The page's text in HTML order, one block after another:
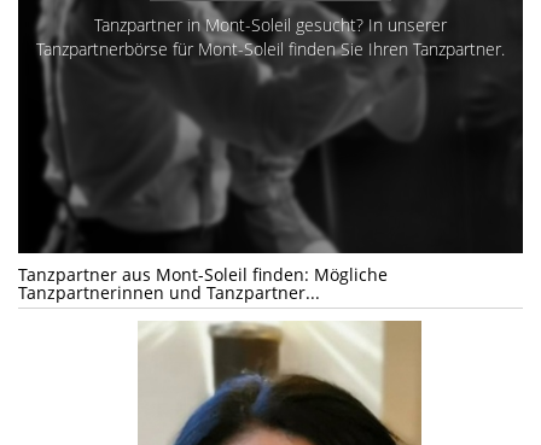
Tanzpartner in Mont-Soleil gesucht? In unserer
Tanzpartnerbörse für Mont-Soleil finden Sie Ihren Tanzpartner.
Tanzpartner aus Mont-Soleil finden: Mögliche
Tanzpartnerinnen und Tanzpartner...